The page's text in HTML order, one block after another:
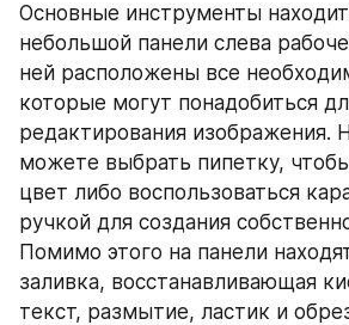
Основные инструменты
небольшой панели слева
ней расположены все
которые могут понадобиться
редактирования изображения.
можете выбрать пипетку,
цвет либо воспользоваться
ручкой для создания
Помимо этого на панели
заливка, восстанавливающая
текст, размытие, ластик и